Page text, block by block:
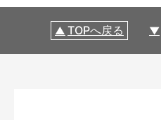
TOPへ戻る